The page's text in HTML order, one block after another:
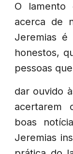
O lamento
acerca de
Jeremias é
honestos,
pessoas
dar ouvido
acertarem
boas
Jeremias